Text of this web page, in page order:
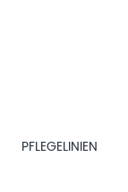
PFLEGELINIEN